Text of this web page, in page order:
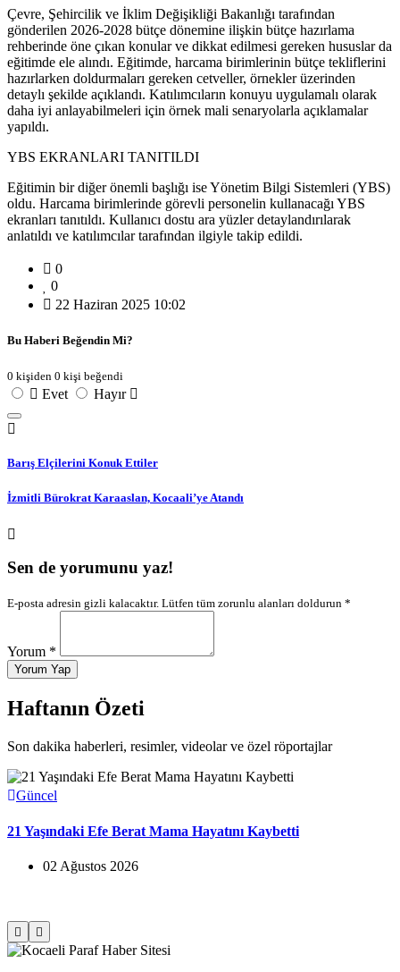
Çevre, Şehircilik ve İklim Değişikliği Bakanlığı tarafından
gönderilen 2026-2028 bütçe dönemine ilişkin bütçe hazırlama
rehberinde öne çıkan konular ve dikkat edilmesi gereken hususlar da
eğitimde ele alındı. Eğitimde, harcama birimlerinin bütçe tekliflerini
hazırlarken doldurmaları gereken cetveller, örnekler üzerinden
detaylı şekilde açıklandı. Katılımcıların konuyu uygulamalı olarak
daha iyi anlayabilmeleri için örnek mali senaryolarla açıklamalar
yapıldı.
YBS EKRANLARI TANITILDI
Eğitimin bir diğer önemli başlığı ise Yönetim Bilgi Sistemleri (YBS)
oldu. Harcama birimlerinde görevli personelin kullanacağı YBS
ekranları tanıtıldı. Kullanıcı dostu ara yüzler detaylandırılarak
anlatıldı ve katılımcılar tarafından ilgiyle takip edildi.
0
0
22 Haziran 2025 10:02
Bu Haberi Beğendin Mi?
0 kişiden 0 kişi beğendi
Evet Hayır
Barış Elçilerini Konuk Ettiler
İzmitli Bürokrat Karaaslan, Kocaali’ye Atandı
Sen de yorumunu yaz!
E-posta adresin gizli kalacaktır. Lütfen tüm zorunlu alanları doldurun *
Yorum *
Yorum Yap
Haftanın Özeti
Son dakika haberleri, resimler, videolar ve özel röportajlar
Büyükakın’dan Net Mesaj: 2028’e